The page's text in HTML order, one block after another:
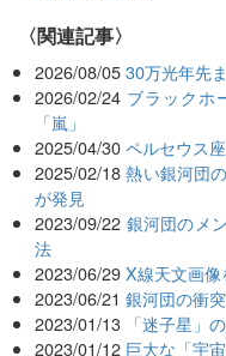
関連記事
2026/08/05 30万光年先
2026/02/24 ブラックホ
「嵐」
2025/04/30 ペルセウス
2025/02/18 熱い銀河団
が発見
2023/09/22 銀河団のメ
法
2023/06/29 X線天文画
2023/06/21 銀河団の衝
2023/01/13 「迷子星」
2023/01/12 巨大な「宇